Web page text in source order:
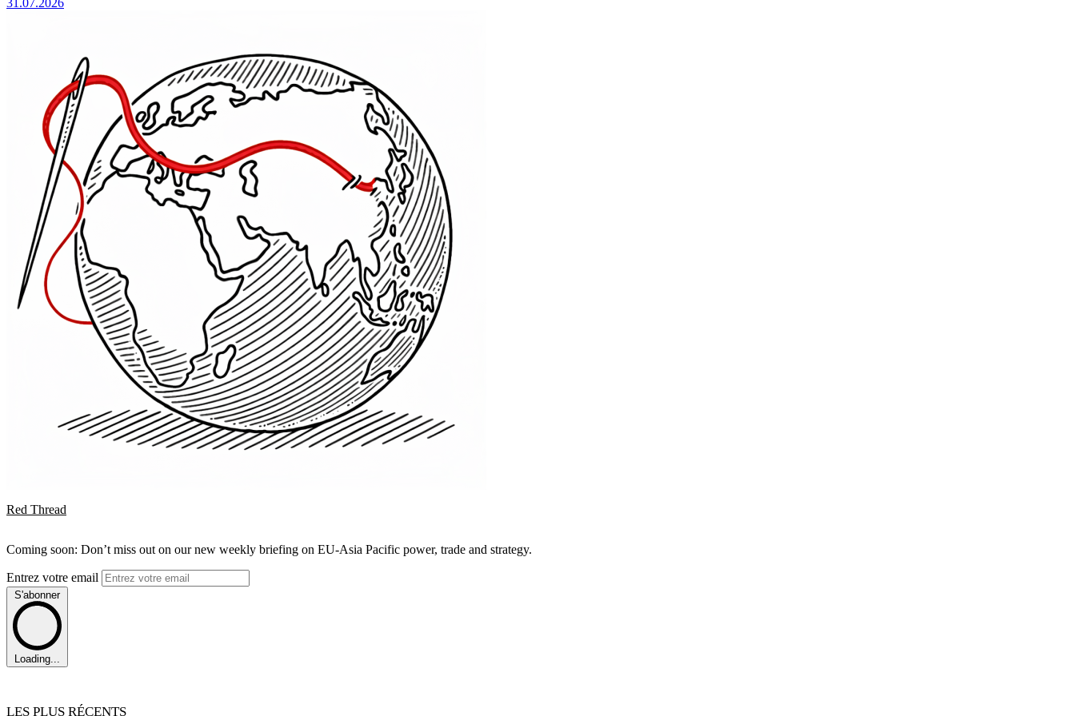
31.07.2026
Red Thread
Coming soon: Don’t miss out on our new weekly briefing on EU-Asia Pacific power, trade and strategy.
Entrez votre email
S'abonner
Loading...
LES PLUS RÉCENTS